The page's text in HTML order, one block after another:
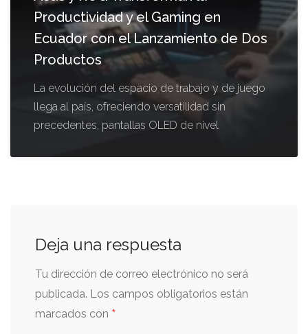
Productividad y el Gaming en
Ecuador con el Lanzamiento de Dos
Productos
La evolución del espacio de trabajo y de juego
llega al país, ofreciendo versatilidad sin
precedentes, pantallas OLED de nivel
Deja una respuesta
Tu dirección de correo electrónico no será
publicada. Los campos obligatorios están
marcados con *